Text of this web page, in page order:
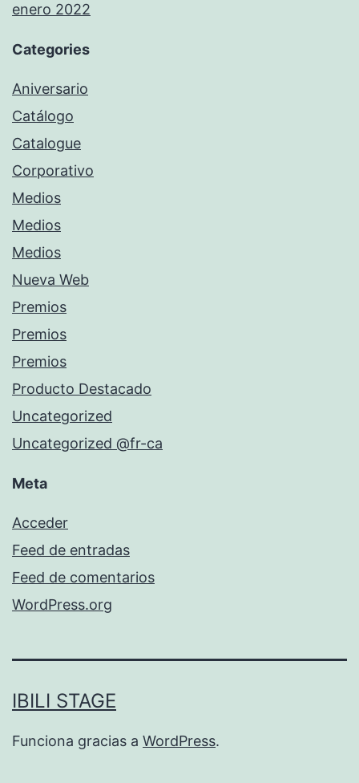
enero 2022
Categories
Aniversario
Catálogo
Catalogue
Corporativo
Medios
Medios
Medios
Nueva Web
Premios
Premios
Premios
Producto Destacado
Uncategorized
Uncategorized @fr-ca
Meta
Acceder
Feed de entradas
Feed de comentarios
WordPress.org
IBILI STAGE
Funciona gracias a WordPress.